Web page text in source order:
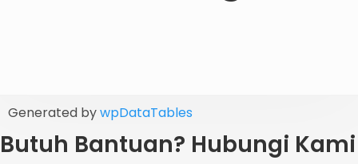
Generated bywpDataTables
Butuh Bantuan? Hubungi Kami